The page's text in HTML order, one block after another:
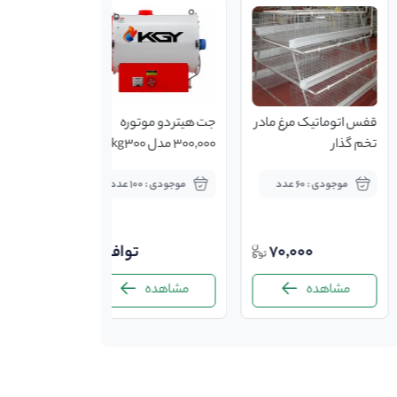
قفس اتوماتیک مرغ مادر
تخم گذار
موجودی : 60 عدد
70,000
مشاهده
جت هیتر دو موتوره
300,000 مدل kg300
موجودی : 100 عدد
توافقی
مشاهده